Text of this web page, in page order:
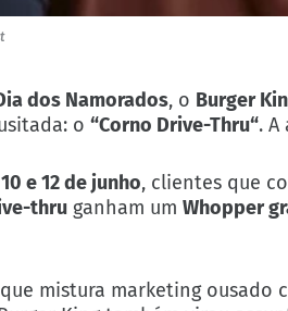
dos Namorados, o Burger
o “Corno Drive-Thru“.
10 e 12 de junho, clientes que
thru ganham um Whopper
mistura marketing ousado